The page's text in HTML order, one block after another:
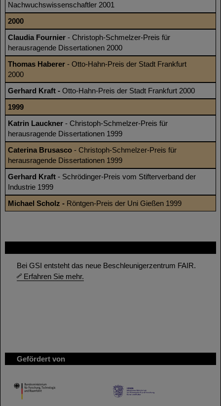
Bei GSI entsteht das neue Beschleunigerzentrum FAIR.
Erfahren Sie mehr.
Gefördert von
HMWK
Nachwuchswissenschaftler 2001
2000
Claudia Fournier - Christoph-Schmelzer-Preis für
herausragende Dissertationen 2000
Thomas Haberer - Otto-Hahn-Preis der Stadt Frankfurt
2000
Gerhard Kraft - Otto-Hahn-Preis der Stadt Frankfurt 2000
1999
Katrin Lauckner - Christoph-Schmelzer-Preis für
herausragende Dissertationen 1999
Caterina Brusasco - Christoph-Schmelzer-Preis für
herausragende Dissertationen 1999
Gerhard Kraft - Schrödinger-Preis vom Stifterverband der
Industrie 1999
Michael Scholz - Röntgen-Preis der Uni Gießen 1999